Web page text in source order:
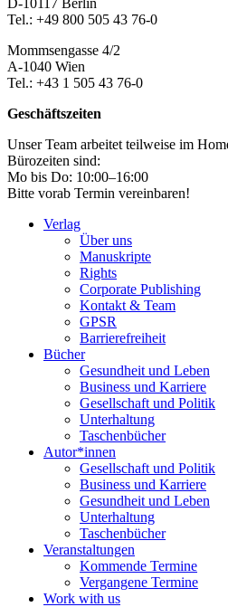
Tel.: +49 800 505 43 76-0
Mommsengasse 4/2
A-1040 Wien
Tel.: +43 1 505 43 76-0
Geschäftszeiten
Unser Team arbeitet teilweise im
Bürozeiten sind:
Mo bis Do: 10:00–16:00
Bitte vorab Termin vereinbaren!
Verlag
Über uns
Manuskripte
Rights
Corporate Publishing
Kontakt & Team
GPSR
Barrierefreiheit
Bücher
Gesundheit und Leben
Business und Karriere
Gesellschaft und Politik
Unterhaltung
Taschenbücher
Autor*innen
Gesellschaft und Politik
Business und Karriere
Gesundheit und Leben
Unterhaltung
Taschenbücher
Veranstaltungen
Kommende Termine
Vergangene Termine
Work with us